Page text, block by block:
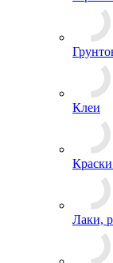
Клеи
Лаки,